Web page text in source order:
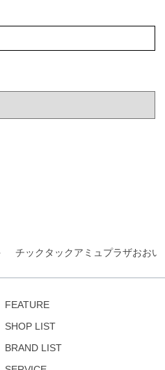
チックタックアミュプラザおおい
FEATURE
SHOP LIST
BRAND LIST